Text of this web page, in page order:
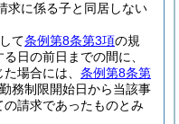
求に係る子と同居しない
て条例第8条第3項の規
日の前日までの間に、
場合には、 条例第8条第
務制限開始日から当該事
請求であったものとみ